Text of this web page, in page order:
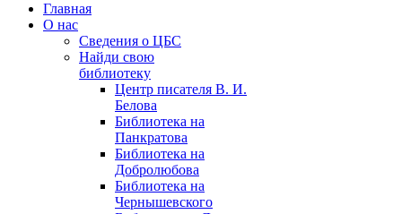
Главная
О нас
Сведения о ЦБС
Найди свою
библиотеку
Центр писателя В. И.
Белова
Библиотека на
Панкратова
Библиотека на
Добролюбова
Библиотека на
Чернышевского